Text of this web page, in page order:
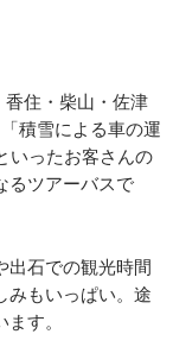
住・柴山・佐津
積雪による車の運
いったお客さんの
るツアーバスで
出石での観光時間
みもいっぱい。途
す。